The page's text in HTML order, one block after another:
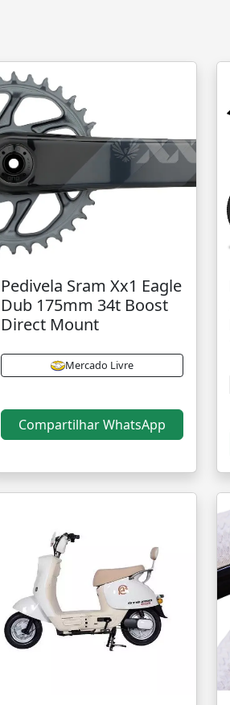
Pedivela Sram Xx1 Eagle
Dub 175mm 34t Boost
Direct Mount
Mercado Livre
Compartilhar WhatsApp